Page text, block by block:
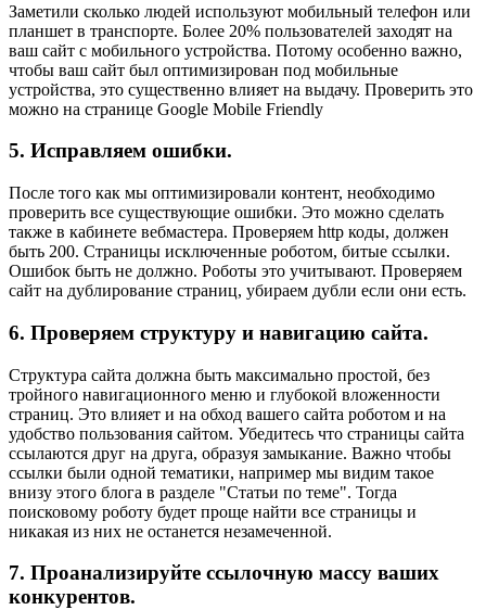
Заметили сколько людей используют мобильный телефон или
планшет в транспорте. Более 20% пользователей заходят на
ваш сайт с мобильного устройства. Потому особенно важно,
чтобы ваш сайт был оптимизирован под мобильные
устройства, это существенно влияет на выдачу. Проверить это
можно на странице Google Mobile Friendly
5. Исправляем ошибки.
После того как мы оптимизировали контент, необходимо
проверить все существующие ошибки. Это можно сделать
также в кабинете вебмастера. Проверяем http коды, должен
быть 200. Страницы исключенные роботом, битые ссылки.
Ошибок быть не должно. Роботы это учитывают. Проверяем
сайт на дублирование страниц, убираем дубли если они есть.
6. Проверяем структуру и навигацию сайта.
Структура сайта должна быть максимально простой, без
тройного навигационного меню и глубокой вложенности
страниц. Это влияет и на обход вашего сайта роботом и на
удобство пользования сайтом. Убедитесь что страницы сайта
ссылаются друг на друга, образуя замыкание. Важно чтобы
ссылки были одной тематики, например мы видим такое
внизу этого блога в разделе "Статьи по теме". Тогда
поисковому роботу будет проще найти все страницы и
никакая из них не останется незамеченной.
7. Проанализируйте ссылочную массу ваших
конкурентов.